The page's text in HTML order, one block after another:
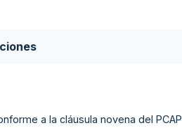
a la cláusula novena del PCAP